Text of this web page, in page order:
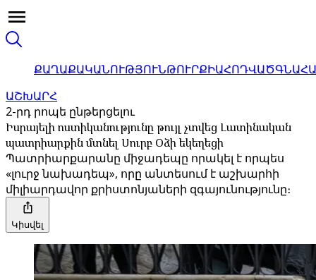
ՔԱՂԱՔԱԿԱՆՈՒԹՅՈՒՆԹՈՒՐՔԻԱՀՈԴՎԱԾ
ԱՇԽԱՐՀ
2-րդ րոպե ընթերցելու
Իսրայելի ոստիկանությունը թույլ չտվեց Լատինական
պատրիարքին մտնել Սուրբ Օձի եկեղեցի
Պատրիարքարանը միջադեպը որակել է որպես
«լուրջ նախադեպ», որը անտեսում է աշխարհի
միլիարդավոր քրիստոնյաների զգայունությունը։
Կիսվել